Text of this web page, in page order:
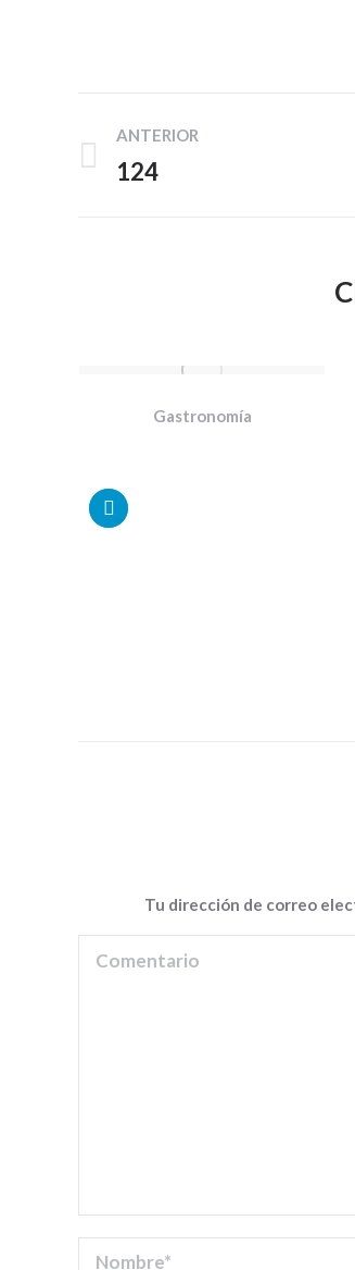
entre
proyectos
ANTERIOR
Proyecto
124
Gastronomía
Tu dirección de correo
Comentario
Nombre *